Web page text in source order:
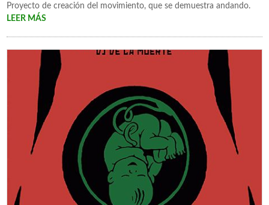
Proyecto de creación del movimiento, que se demuestra andando.
LEER MÁS